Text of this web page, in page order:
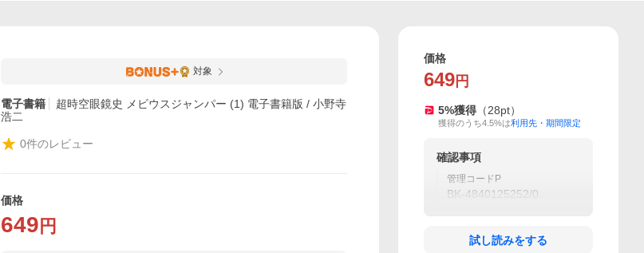
対象
電子書籍
超時空眼鏡史 メビウスジャンパー (1) 電子書籍版 / 小野寺
浩二
0件のレビュー
価格
649 円
価格
649 円
5%獲得 （28pt）
獲得のうち4.5%は利用先・期間限定
確認事項
管理コードP
BK-4840125252/0
試し読みをする